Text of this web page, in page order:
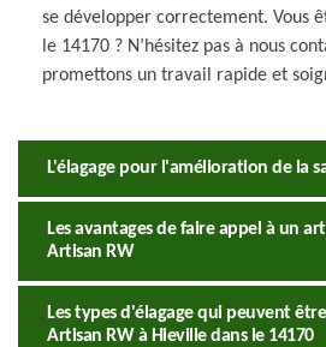
se développer correctement. Vous
le 14170 ? N’hésitez pas à nous
promettons un travail rapide et
L'élagage pour l'amélioration de la
Les avantages de faire appel à un
Artisan RW
Les types d'élagage qui peuvent
Artisan RW à Hieville dans le 14170